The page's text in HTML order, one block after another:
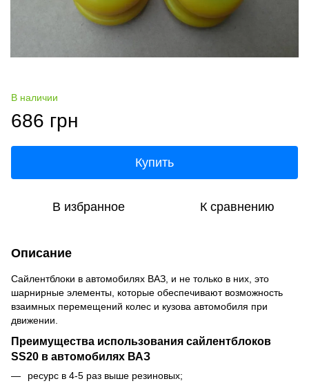
В наличии
686 грн
Купить
В избранное К сравнению
Описание
Сайлентблоки в автомобилях ВАЗ, и не только в них, это
шарнирные элементы, которые обеспечивают возможность
взаимных перемещений колес и кузова автомобиля при
движении.
Преимущества использования сайлентблоков
SS20 в автомобилях ВАЗ
ресурс в 4-5 раз выше резиновых;